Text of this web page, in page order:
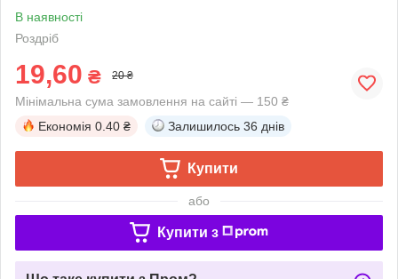
В наявності
Роздріб
19,60 ₴ 20 ₴
Мінімальна сума замовлення на сайті — 150 ₴
Економія 0.40 ₴ Залишилось 36 днів
Купити
або
Купити з